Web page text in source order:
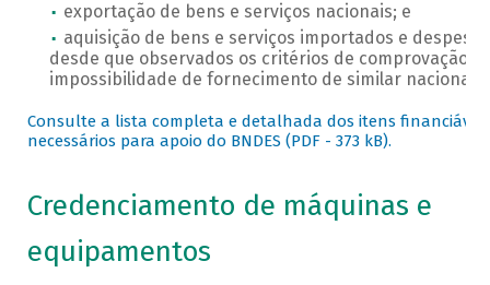
exportação de bens e serviços nacionais; e
aquisição de bens e serviços importados e
desde que observados os critérios de comprovação
impossibilidade de fornecimento de similar nacional.
Consulte a lista completa e detalhada dos itens
necessários para apoio do BNDES (PDF - 373 kB).
Credenciamento de máquinas e
equipamentos